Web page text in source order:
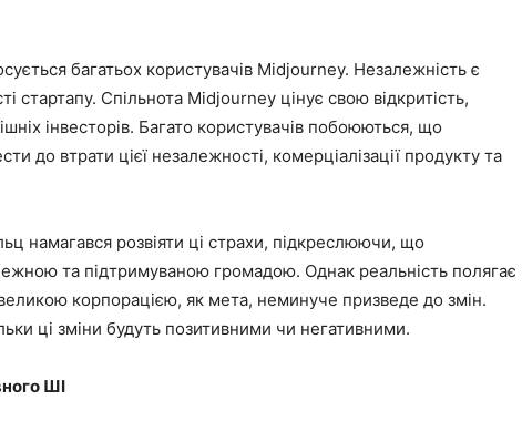
багатьох користувачів Midjourney. Незалежність є
стартапу. Спільнота Midjourney цінує свою відкритість,
інвесторів. Багато користувачів побоюються, що
до втрати цієї незалежності, комерціалізації продукту та
намагався розвіяти ці страхи, підкреслюючи, що
та підтримуваною громадою. Однак реальність полягає
корпорацією, як мета, неминуче призведе до змін.
ці зміни будуть позитивними чи негативними.
ШІ